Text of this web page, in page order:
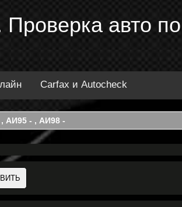
Проверка авто
Carfax и Autocheck
АИ95 - , АИ98 -